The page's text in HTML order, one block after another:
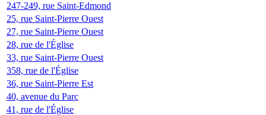
247-249, rue Saint-Edmond
25, rue Saint-Pierre Ouest
27, rue Saint-Pierre Ouest
28, rue de l'Église
33, rue Saint-Pierre Ouest
358, rue de l'Église
36, rue Saint-Pierre Est
40, avenue du Parc
41, rue de l'Église